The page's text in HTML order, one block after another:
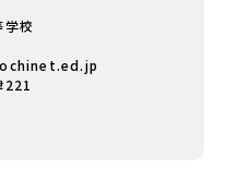
校
221